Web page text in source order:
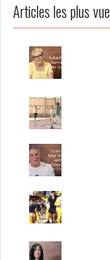
Articles les plus